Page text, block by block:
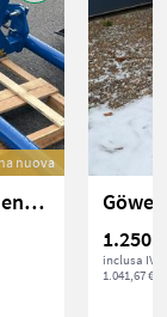
nuova
Göweil Göweil Doppeltransportrahmen+ 2 Stück Transportg
1.250 €
inclusa IVA
1.041,67 €